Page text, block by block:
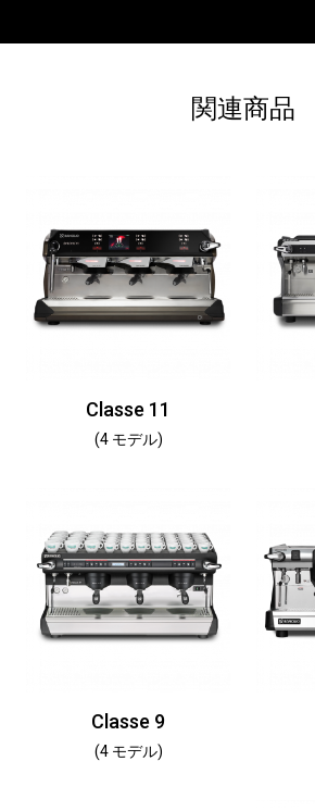
関連商品
Classe 11
(4 モデル)
Classe 9
(4 モデル)